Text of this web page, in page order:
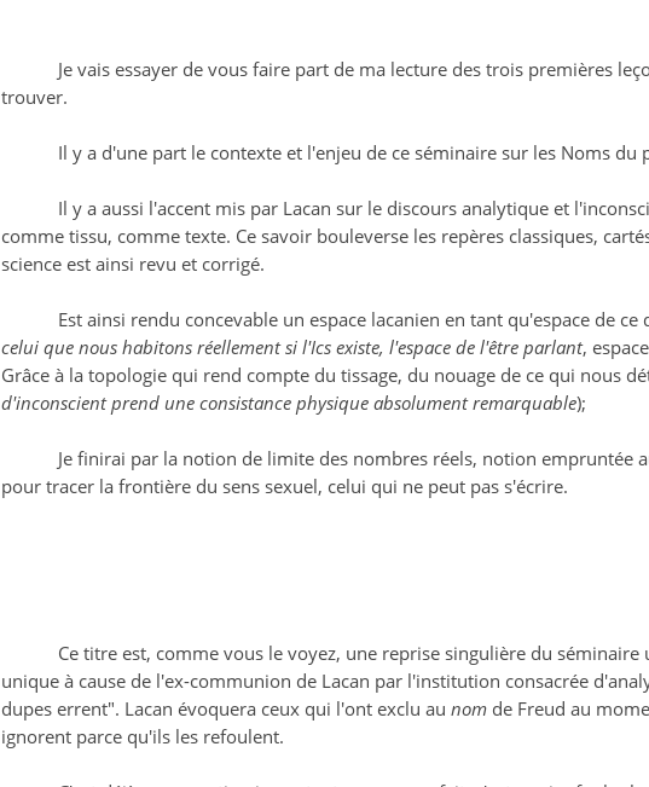
Je vais essayer de vous faire part de ma lecture des trois premières
trouver.
Il y a d'une part le contexte et l'enjeu de ce séminaire sur les Noms
Il y a aussi l'accent mis par Lacan sur le discours analytique et
comme tissu, comme texte. Ce savoir bouleverse les repères classiques,
science est ainsi revu et corrigé.
Est ainsi rendu concevable un espace lacanien en tant qu'espace de
celui que nous habitons réellement si l'Ics existe, l'espace de l'être parlant,
Grâce à la topologie qui rend compte du tissage, du nouage de ce qui nous
d'inconscient prend une consistance physique absolument remarquable);
Je finirai par la notion de limite des nombres réels, notion empruntée
pour tracer la frontière du sens sexuel, celui qui ne peut pas s'écrire.
Ce titre est, comme vous le voyez, une reprise singulière du
unique à cause de l'ex-communion de Lacan par l'institution consacrée
dupes errent". Lacan évoquera ceux qui l'ont exclu au nomde Freud au
ignorent parce qu'ils les refoulent.